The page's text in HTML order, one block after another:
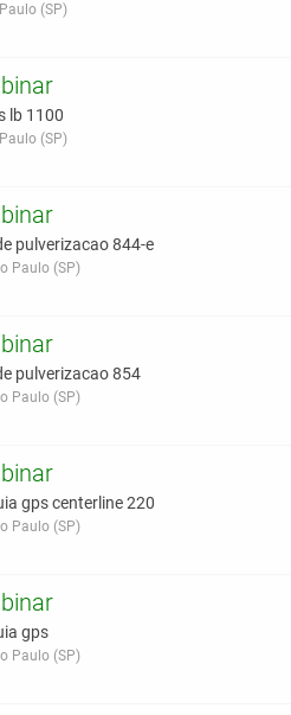
(SP)
lb 1100
(SP)
pulverizacao 844-e
Paulo (SP)
pulverizacao 854
Paulo (SP)
gps centerline 220
Paulo (SP)
gps
Paulo (SP)